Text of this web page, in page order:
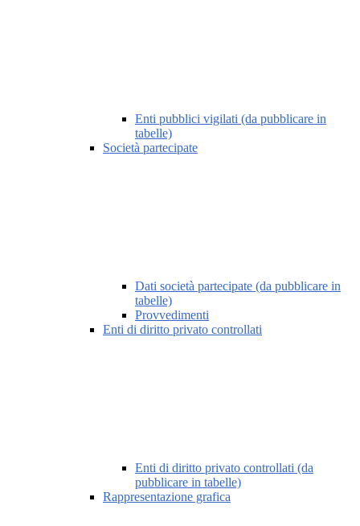
Enti pubblici vigilati (da pubblicare in
tabelle)
Società partecipate
Dati società partecipate (da pubblicare in
tabelle)
Provvedimenti
Enti di diritto privato controllati
Enti di diritto privato controllati (da
pubblicare in tabelle)
Rappresentazione grafica